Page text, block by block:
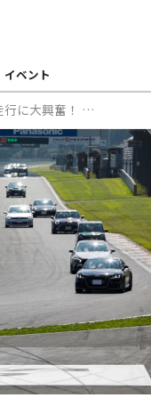
イベント
サーキット走行に大興奮！ クラブ会員様限定の【TANZO CLUB CIRCUIT DAY】開催報告